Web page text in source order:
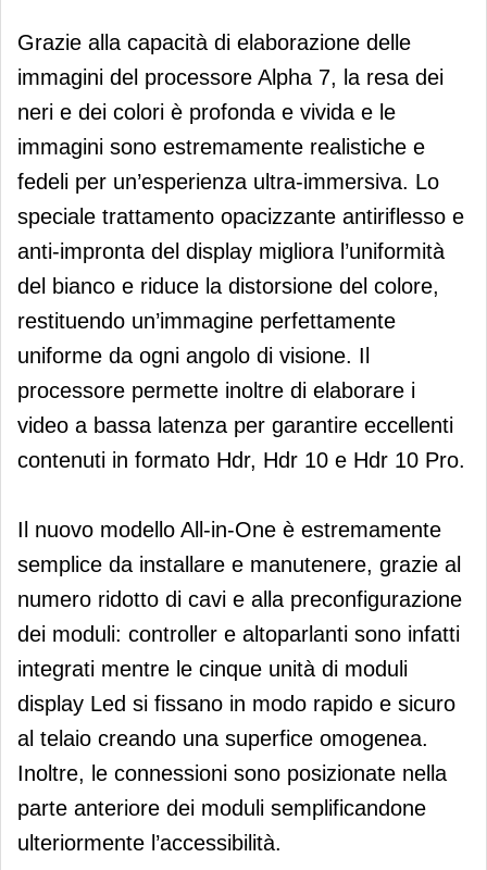
Grazie alla capacità di elaborazione delle
immagini del processore Alpha 7, la resa dei
neri e dei colori è profonda e vivida e le
immagini sono estremamente realistiche e
fedeli per un’esperienza ultra-immersiva. Lo
speciale trattamento opacizzante antiriflesso e
anti-impronta del display migliora l’uniformità
del bianco e riduce la distorsione del colore,
restituendo un’immagine perfettamente
uniforme da ogni angolo di visione. Il
processore permette inoltre di elaborare i
video a bassa latenza per garantire eccellenti
contenuti in formato Hdr, Hdr 10 e Hdr 10 Pro.
Il nuovo modello All-in-One è estremamente
semplice da installare e manutenere, grazie al
numero ridotto di cavi e alla preconfigurazione
dei moduli: controller e altoparlanti sono infatti
integrati mentre le cinque unità di moduli
display Led si fissano in modo rapido e sicuro
al telaio creando una superfice omogenea.
Inoltre, le connessioni sono posizionate nella
parte anteriore dei moduli semplificandone
ulteriormente l’accessibilità.